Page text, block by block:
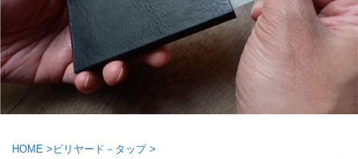
HOME > ビリヤード－タップ >